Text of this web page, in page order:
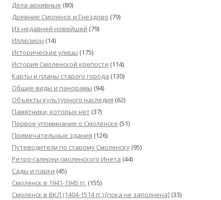
Дела архивные (80)
Древние Смоленск и Гнездово (79)
Из недавней новейшей (79)
Иллюзион (14)
Исторические улицы (175)
История Смоленской крепости (114)
Карты и планы старого города (130)
Общие виды и панорамы (94)
Объекты культурного наследия (62)
Памятники, которых нет (37)
Первое упоминание о Смоленске (51)
Примечательные здания (126)
Путеводители по старому Смоленску (95)
Ретро-галереи смоленского Инета (44)
Сады и парки (45)
Смоленск в 1941-1945 гг. (155)
Смоленск в ВКЛ (1404-1514 гг.) [пока не заполнена] (33)